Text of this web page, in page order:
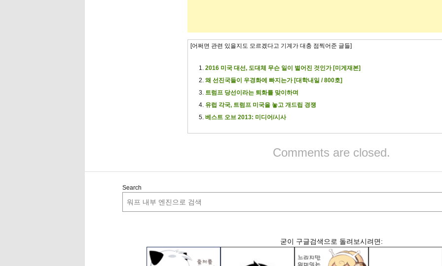
[어쩌면 관련 있을지도 모르겠다고 기계가 대충 점찍어준 글들]
2016 미국 대선, 도대체 무슨 일이 벌어진 것인가 [미게재본]
왜 선진국들이 우경화에 빠지는가 [대학내일 / 800호]
트럼프 당선이라는 퇴화를 맞이하며
유럽 각국, 트럼프 미국을 놓고 개드립 경쟁
베스트 오브 2013: 미디어/시사
Comments are closed.
Search
굳이 구글검색으로 돌려보시려면: